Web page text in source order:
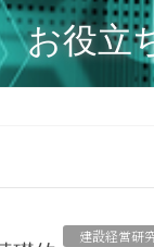
お役立
建設経営研